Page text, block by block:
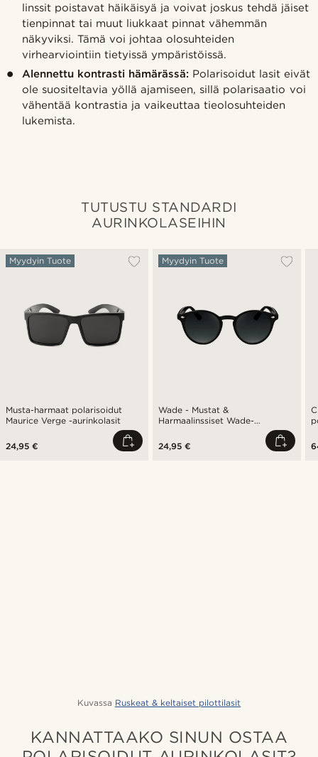
linssit poistavat häikäisyä ja voivat joskus tehdä jäiset
tienpinnat tai muut liukkaat pinnat vähemmän
näkyviksi. Tämä voi johtaa olosuhteiden
virhearviointiin tietyissä ympäristöissä.
Alennettu kontrasti hämärässä: Polarisoidut lasit eivät
ole suositeltavia yöllä ajamiseen, sillä polarisaatio voi
vähentää kontrastia ja vaikeuttaa tieolosuhteiden
lukemista.
TUTUSTU STANDARDI
AURINKOLASEIHIN
Musta-harmaat polarisoidut
Maurice Verge -aurinkolasit
Myydyin Tuote
24,95 €
Wade - Mustat &
Harmaalinssiset Wade-
Myydyin Tuote
24,95 €
Kuvassa Ruskeat & keltaiset pilottilasit
KANNATTAAKO SINUN OSTAA